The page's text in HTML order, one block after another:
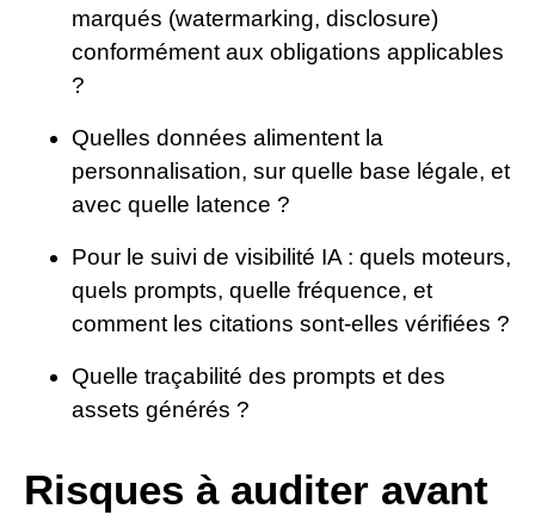
marqués (watermarking, disclosure)
conformément aux obligations applicables
?
Quelles données alimentent la
personnalisation, sur quelle base légale, et
avec quelle latence ?
Pour le suivi de visibilité IA : quels moteurs,
quels prompts, quelle fréquence, et
comment les citations sont-elles vérifiées ?
Quelle traçabilité des prompts et des
assets générés ?
Risques à auditer avant